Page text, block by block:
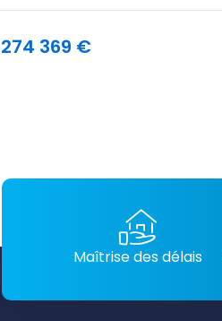
274 369 €
Maîtrise des délais